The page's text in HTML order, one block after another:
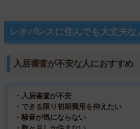
レオパレスに住んでも大丈夫な
入居審査が不安な人におすすめ
・入居審査が不安
・できる限り初期費用を抑えたい
・騒音が気にならない